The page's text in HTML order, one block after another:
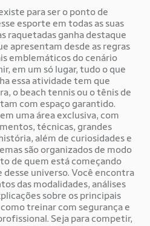
para ser o ponto de
esporte em todas as suas
raquetadas ganha destaque
apresentam desde as regras
emblemáticos do cenário
em um só lugar, tudo o que
essa atividade tem que
o beach tennis ou o tênis de
com espaço garantido.
uma área exclusiva, com
técnicas, grandes
além de curiosidades e
são organizados de modo
de quem está começando
universo. Você encontra
das modalidades, análises
sobre os principais
treinar com segurança e
Seja para competir,